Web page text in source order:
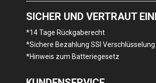
SICHER UND VERTRAUT
*14 Tage Rückgaberecht
*Sichere Bezahlung SSl Verschlüsselung
*Hinweis zum Batteriegesetz